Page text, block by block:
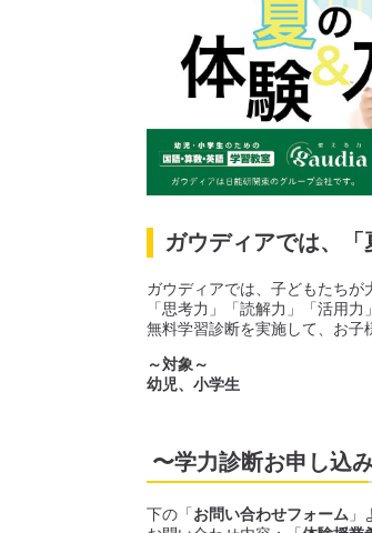
ガウディアでは、
ガウディアでは、子どもたちが
「思考力」「読解力」「活用
無料学習診断を実施して、お子
～対象～
幼児、小学生
〜学力診断お申し込
下の「お問い合わせフォーム 」